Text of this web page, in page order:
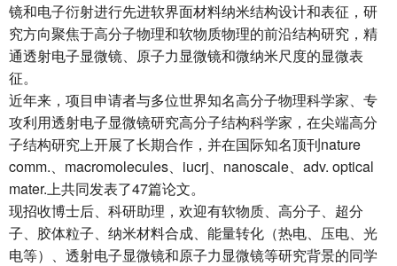
镜和电子衍射进行先进软界面材料纳米结构设计和表征，研
究方向聚焦于高分子物理和软物质物理的前沿结构研究，精
通透射电子显微镜、原子力显微镜和微纳米尺度的显微表
征。
近年来，项目申请者与多位世界知名高分子物理科学家、专
攻利用透射电子显微镜研究高分子结构科学家，在尖端高分
子结构研究上开展了长期合作，并在国际知名顶刊nature
comm.、macromolecules、iucrj、nanoscale、adv. optical
mater.上共同发表了47篇论文。
现招收博士后、科研助理，欢迎有软物质、高分子、超分
子、胶体粒子、纳米材料合成、能量转化（热电、压电、光
电等）、透射电子显微镜和原子力显微镜等研究背景的同学